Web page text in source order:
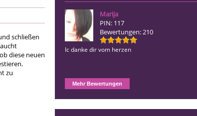
Marija
PIN: 117
Bewertungen: 210
Ic danke dir vom herzen
Mehr Bewertungen
schließen
diese neuen
zu